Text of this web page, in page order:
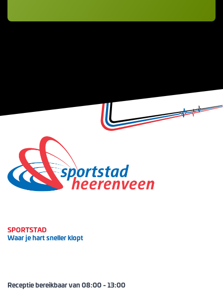
SPORTSTAD
Waar je hart sneller klopt
Receptie bereikbaar van08:00-13:00